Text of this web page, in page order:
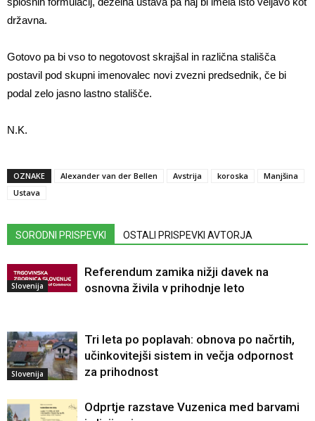
državna.
Gotovo pa bi vso to negotovost skrajšal in različna stališča
postavil pod skupni imenovalec novi zvezni predsednik, če bi
podal zelo jasno lastno stališče.
N.K.
OZNAKE Alexander van der Bellen Avstrija koroska
Manjšina
Ustava
SORODNI PRISPEVKI OSTALI PRISPEVKI AVTORJA
Slovenija
Referendum zamika nižji davek na
osnovna živila v prihodnje leto
Slovenija
Tri leta po poplavah: obnova po načrtih,
učinkovitejši sistem in večja odpornost
za prihodnost
Odprtje razstave Vuzenica med barvami